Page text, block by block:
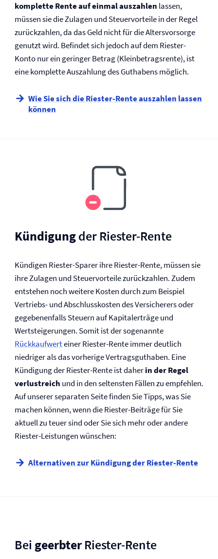
komplette Rente auf einmal auszahlen lassen,
müssen sie die Zulagen und Steuervorteile in der Regel
zurückzahlen, da das Geld nicht für die Altersvorsorge
genutzt wird. Befindet sich jedoch auf dem Riester-
Konto nur ein geringer Betrag (Kleinbetragsrente), ist
eine komplette Auszahlung des Guthabens möglich.
Wie Sie sich die Riester-Rente auszahlen lassen
können
Kündigungder Riester-Rente
Kündigen Riester-Sparer ihre Riester-Rente, müssen sie
ihre Zulagen und Steuervorteile zurückzahlen. Zudem
entstehen noch weitere Kosten durch zum Beispiel
Vertriebs- und Abschlusskosten des Versicherers oder
gegebenenfalls Steuern auf Kapitalerträge und
Wertsteigerungen. Somit ist der sogenannte
Rückkaufwerteiner Riester-Rente immer deutlich
niedriger als das vorherige Vertragsguthaben. Eine
Kündigung der Riester-Rente ist daherin der Regel
verlustreich und in den seltensten Fällen zu empfehlen.
Auf unserer separaten Seite finden Sie Tipps, was Sie
machen können, wenn die Riester-Beiträge für Sie
aktuell zu teuer sind oder Sie sich mehr oder andere
Riester-Leistungen wünschen:
Alternativen zur Kündigung der Riester-Rente
Bei geerbterRiester-Rente